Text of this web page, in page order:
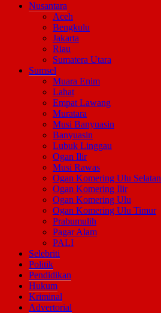
Nusantara
Aceh
Bengkulu
Jakarta
Riau
Sumatera Utara
Sumsel
Muara Enim
Lahat
Empat Lawang
Muratara
Musi Banyuasin
Banyuasin
Lubuk Linggau
Ogan Ilir
Musi Rawas
Ogan Komering Ulu Selatan
Ogan Komering Ilir
Ogan Komering Ulu
Ogan Komering Ulu Timur
Prabumulih
Pagar Alam
PALI
Selebriti
Politik
Pendidikan
Hukum
Kriminal
Advertorial